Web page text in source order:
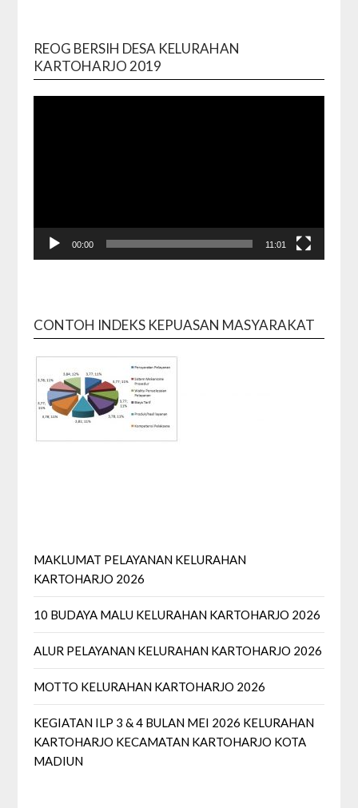
REOG BERSIH DESA KELURAHAN
KARTOHARJO 2019
00:00 11:01
CONTOH INDEKS KEPUASAN MASYARAKAT
MAKLUMAT PELAYANAN KELURAHAN
KARTOHARJO 2026
10 BUDAYA MALU KELURAHAN KARTOHARJO 2026
ALUR PELAYANAN KELURAHAN KARTOHARJO 2026
MOTTO KELURAHAN KARTOHARJO 2026
KEGIATAN ILP 3 & 4 BULAN MEI 2026 KELURAHAN
KARTOHARJO KECAMATAN KARTOHARJO KOTA
MADIUN